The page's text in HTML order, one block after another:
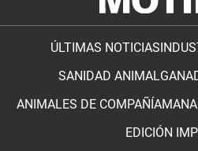
ÚLTIMAS NOTICIAS
SANIDAD ANIMAL
ANIMALES DE COMPAÑÍA
EDICIÓN